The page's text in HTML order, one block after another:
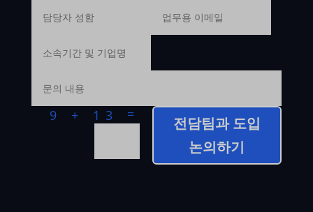
9 + 13 =
전담팀과 도입
논의하기